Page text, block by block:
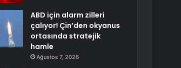
ABD için alarm zilleri
çalıyor! Çin’den okyanus
ortasında stratejik
hamle
Ağustos 7, 2026